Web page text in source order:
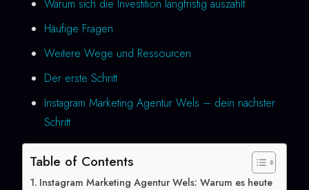
Warum sich die Investition langfristig auszahlt
Häufige Fragen
Weitere Wege und Ressourcen
Der erste Schritt
Instagram Marketing Agentur Wels – dein nächster
Schritt
Table of Contents
Instagram Marketing Agentur Wels: Warum es heute